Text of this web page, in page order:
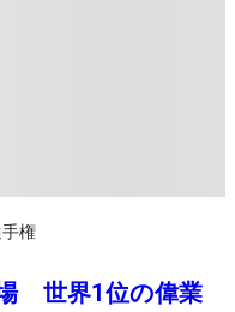
権
世界1位の偉業